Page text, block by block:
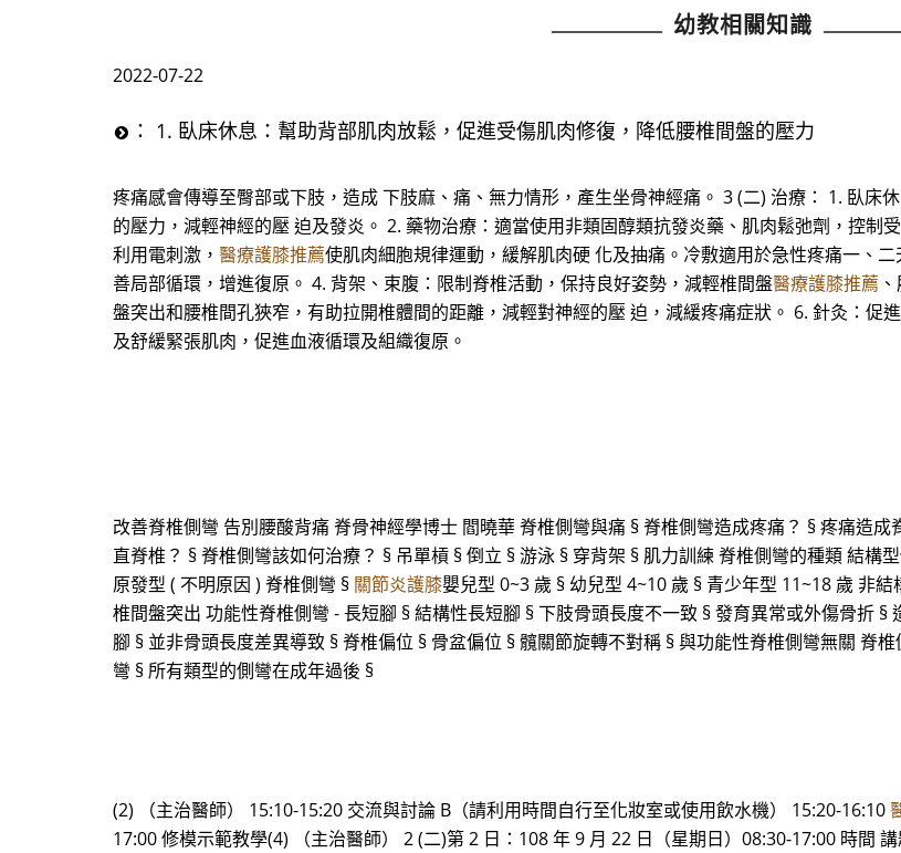
幼教相關知識
2022-07-22
： 1. 臥床休息：幫助背部肌肉放鬆，促進受傷肌肉修復，降低腰椎間盤的壓力
疼痛感會傳導至臀部或下肢，造成 下肢麻、痛、無力情形，產生坐骨神經痛。 3 (二) 治療： 1. 臥床
的壓力，減輕神經的壓 迫及發炎。 2. 藥物治療：適當使用非類固醇類抗發炎藥、肌肉鬆弛劑，控制
利用電刺激， 醫療護膝推薦使肌肉細胞規律運動，緩解肌肉硬 化及抽痛。冷敷適用於急性疼痛一、
善局部循環，增進復原。 4. 背架、束腹：限制脊椎活動，保持良好姿勢，減輕椎間盤醫療護膝推薦
盤突出和腰椎間孔狹窄，有助拉開椎體間的距離，減輕對神經的壓 迫，減緩疼痛症狀。 6. 針灸：促
及舒緩緊張肌肉，促進血液循環及組織復原。
改善脊椎側彎 告別腰酸背痛 脊骨神經學博士 閻曉華 脊椎側彎與痛 § 脊椎側彎造成疼痛？ § 疼痛造
直脊椎？ § 脊椎側彎該如何治療？ § 吊單槓 § 倒立 § 游泳 § 穿背架 § 肌力訓練 脊椎側彎的種類 結構
原發型 ( 不明原因 ) 脊椎側彎 § 關節炎護膝嬰兒型 0~3 歲 § 幼兒型 4~10 歲 § 青少年型 11~18 歲 非
椎間盤突出 功能性脊椎側彎 - 長短腳 § 結構性長短腳 § 下肢骨頭長度不一致 § 發育異常或外傷骨折
腳 § 並非骨頭長度差異導致 § 脊椎偏位 § 骨盆偏位 § 髖關節旋轉不對稱 § 與功能性脊椎側彎無關 脊
彎 § 所有類型的側彎在成年過後 §
(2) （主治醫師） 15:10-15:20 交流與討論 B（請利用時間自行至化妝室或使用飲水機） 15:20-16:10
17:00 修模示範教學(4) （主治醫師） 2 (二)第 2 日：108 年 9 月 22 日（星期日）08:30-17:00 時間